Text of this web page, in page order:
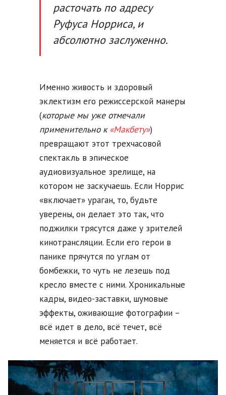
расточать по адресу
Руфуса Норриса, и
абсолютно заслуженно.
Именно живость и здоровый
эклектизм его режиссерской манеры
(которые мы уже отмечали
применительно к «Макбету»)
превращают этот трехчасовой
спектакль в эпическое
аудиовизуальное зрелище, на
котором не заскучаешь. Если Норрис
«включает» ураган, то, будьте
уверены, он делает это так, что
поджилки трясутся даже у зрителей
кинотрансляции. Если его герои в
панике прячутся по углам от
бомбежки, то чуть не лезешь под
кресло вместе с ними. Хроникальные
кадры, видео-заставки, шумовые
эффекты, оживающие фотографии –
всё идет в дело, всё течет, всё
меняется и всё работает.